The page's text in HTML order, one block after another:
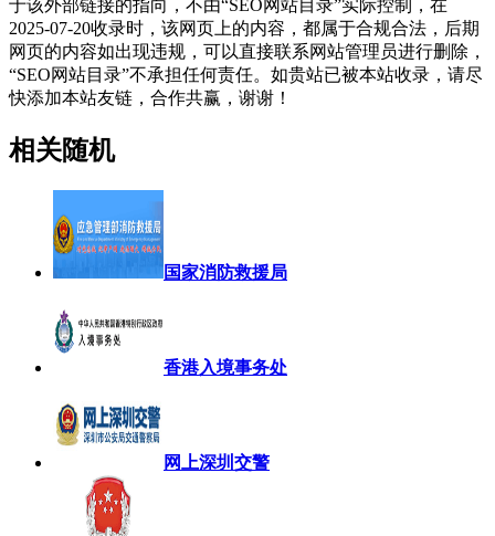
于该外部链接的指向，不由“SEO网站目录”实际控制，在
2025-07-20收录时，该网页上的内容，都属于合规合法，后期
网页的内容如出现违规，可以直接联系网站管理员进行删除，
“SEO网站目录”不承担任何责任。如贵站已被本站收录，请尽
快添加本站友链，合作共赢，谢谢！
相关随机
国家消防救援局
香港入境事务处
网上深圳交警